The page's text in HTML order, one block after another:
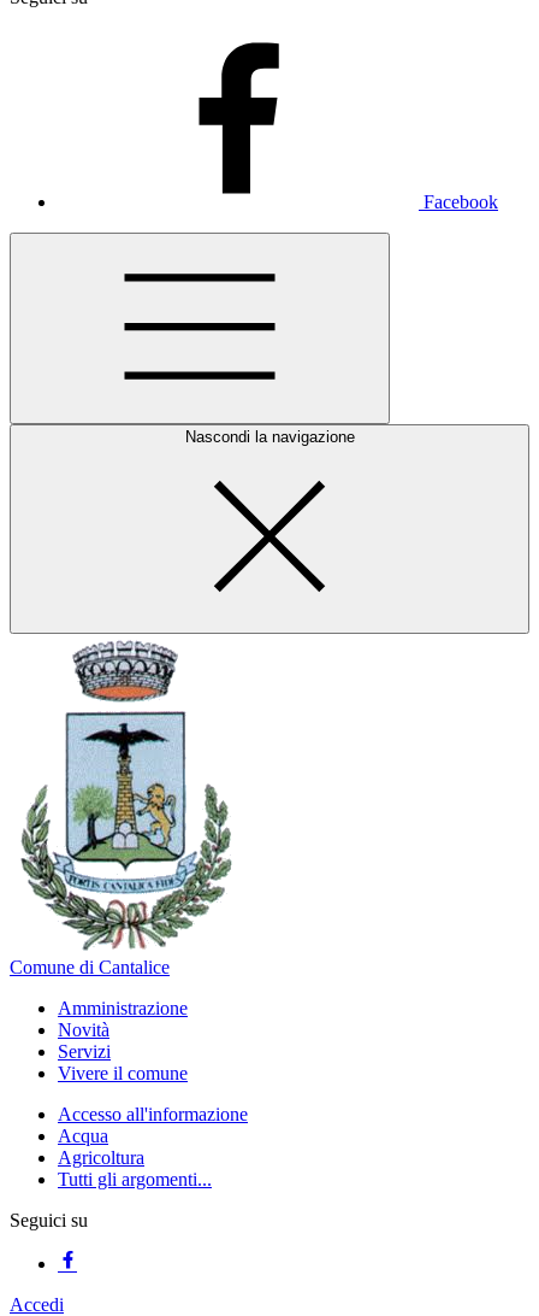
Facebook
Nascondi la navigazione
Comune di Cantalice
Amministrazione
Novità
Servizi
Vivere il comune
Accesso all'informazione
Acqua
Agricoltura
Tutti gli argomenti...
Seguici su
Accedi